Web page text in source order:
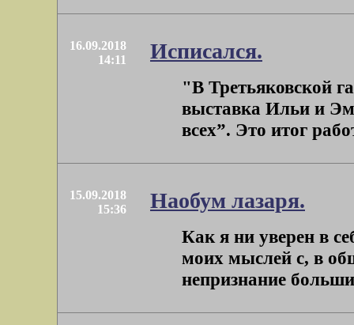
16.09.2018
14:11
Исписался.
"В Третьяковской
выставка Ильи и
всех”. Это итог
15.09.2018
15:36
Наобум лазаря.
Как я ни уверен в
моих мыслей с, в
непризнание